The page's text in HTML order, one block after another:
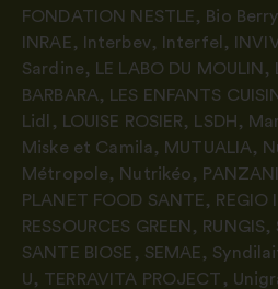
FONDATION NESTLE, Bio Berry
INRAE, Interbev, Interfel ,
Sardine, LE LABO DU MOULIN ,
BARBARA, LES ENFANTS
Lidl
, LOUISE ROSIER, LSDH ,
Miske et Camila , MUTUALIA,
Métropole, Nutrikéo, PANZANI
PLANET FOOD SANTE, REGIO
RESSOURCES GREEN , RUNGIS,
SANTE BIOSE , SEMAE,
U, TERRAVITA PROJECT ,